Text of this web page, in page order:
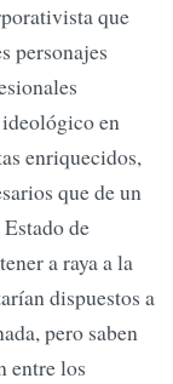
que
personajes
en
enriquecidos,
que de un
de
a raya a la
dispuestos a
pero saben
entre los